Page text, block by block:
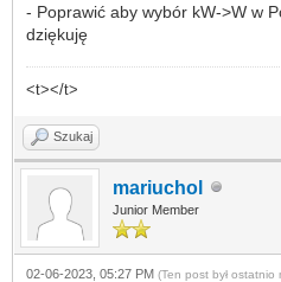
- Poprawić aby wybór kW->W w
dziękuję
<t></t>
Szukaj
mariuchol
Junior Member
02-06-2023, 05:27 PM (Ten post był